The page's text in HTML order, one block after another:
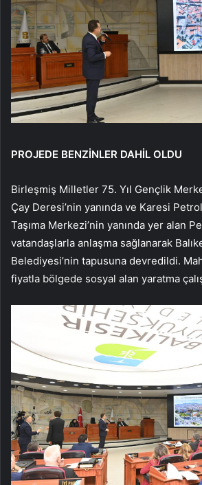
PROJEDE BENZİNLER DAHİL OLDU
Birleşmiş Milletler 75. Yıl Gençlik
Çay Deresi’nin yanında ve Karesi
Taşıma Merkezi’nin yanında yer alan
vatandaşlarla anlaşma sağlanarak
Belediyesi’nin tapusuna devredildi.
fiyatla bölgede sosyal alan yaratma